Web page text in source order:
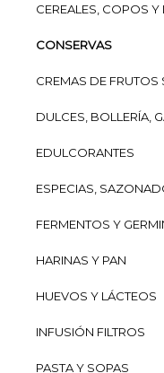
CEREALES, COPOS Y
CONSERVAS
CREMAS DE FRUTOS
DULCES, BOLLERÍA,
EDULCORANTES
ESPECIAS,
FERMENTOS Y
HARINAS Y PAN
HUEVOS Y LÁCTEOS
INFUSIÓN FILTROS
PASTA Y SOPAS